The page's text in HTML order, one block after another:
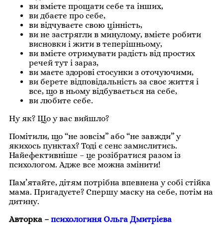
ви вмієте прощати себе та інших,
ви дбаєте про себе,
ви відчуваєте свою цінність,
ви не застрягли в минулому, вмієте робити
висновки і жити в теперішньому,
ви вмієте отримувати радість від простих
речей тут і зараз,
ви маєте здорові стосунки з оточуючими,
ви берете відповідальність за своє життя і
все, що в ньому відбувається на себе,
ви любите себе.
Ну як? Що у вас вийшло?
Помітили, що “не зовсім” або “не завжди” у
якихось пунктах? Тоді є сенс замислитись.
Найефективніше – це розібратися разом із
психологом. Адже все можна змінити!
Пам’ятайте, дітям потрібна впевнена у собі стійка
мама. Пригадуєте? Спершу маску на себе, потім на
дитину.
Авторка – психологиня Ольга Дмитрієва